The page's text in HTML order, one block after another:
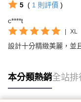
5 ( 1 則評價 )
c****t
XL
設計十分精緻美麗，並
本分類熱銷全站排